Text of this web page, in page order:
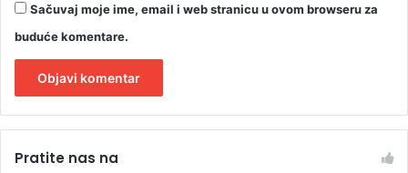
Sačuvaj moje ime, email i web stranicu u ovom browseru za
buduće komentare.
tPratite nas na